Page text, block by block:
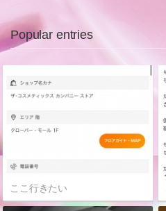
Popular entries
ここ行きたい